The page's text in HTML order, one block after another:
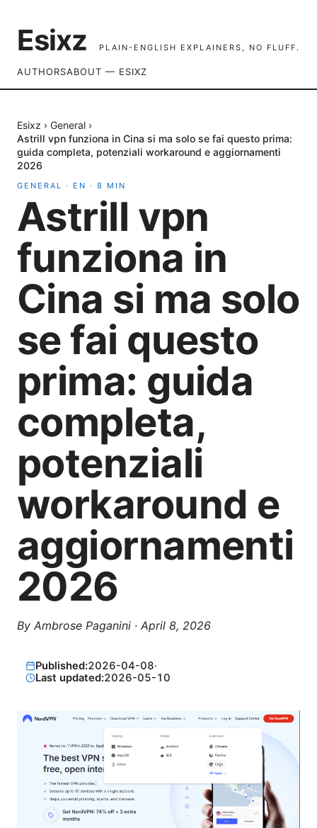
Esixz PLAIN-ENGLISH EXPLAINERS, NO FLUFF.
AUTHORSABOUT — ESIXZ
Esixz › General ›
Astrill vpn funziona in Cina si ma solo se fai questo prima:
guida completa, potenziali workaround e aggiornamenti
2026
GENERAL · EN · 8 MIN
Astrill vpn
funziona in
Cina si ma solo
se fai questo
prima: guida
completa,
potenziali
workaround e
aggiornamenti
2026
By Ambrose Paganini · April 8, 2026
Published:2026-04-08·
Last updated:2026-05-10